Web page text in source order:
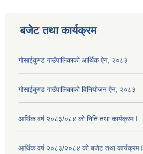
बजेट तथा कार्यक्रम
गोसाईकुण्ड गाउँपालिकाको आर्थिक ऐन, २०८३
गोसाईकुण्ड गाउँपालिकाको विनियोजन ऐन, २०८३
आर्थिक वर्ष २०८३/०८४ को निति तथा कार्यक्रम l
आर्थिक वर्ष २०८३/२०८४ को बजेट तथा कार्यक्रम l